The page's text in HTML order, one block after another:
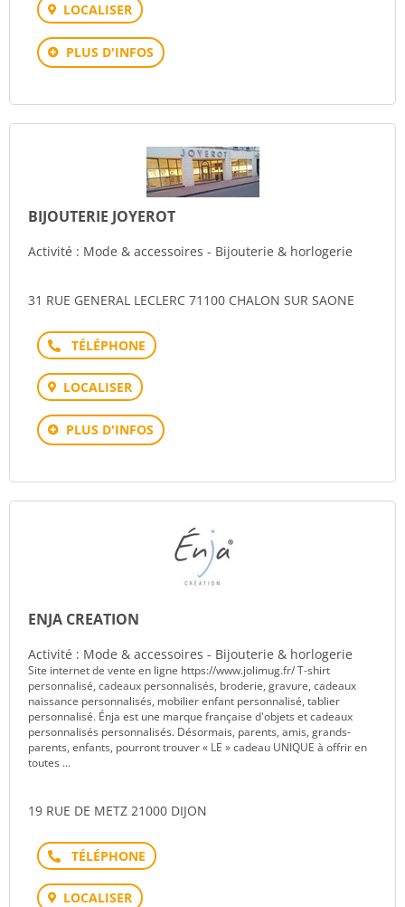
LOCALISER
PLUS D'INFOS
BIJOUTERIE JOYEROT
Activité : Mode & accessoires - Bijouterie & horlogerie
31 RUE GENERAL LECLERC 71100 CHALON SUR SAONE
Téléphone
LOCALISER
PLUS D'INFOS
ENJA CREATION
Activité : Mode & accessoires - Bijouterie & horlogerie
Site internet de vente en ligne https://www.jolimug.fr/ T-shirt
personnalisé, cadeaux personnalisés, broderie, gravure, cadeaux
naissance personnalisés, mobilier enfant personnalisé, tablier
personnalisé. Énja est une marque française d'objets et cadeaux
personnalisés personnalisés. Désormais, parents, amis, grands-
parents, enfants, pourront trouver « LE » cadeau UNIQUE à offrir en
toutes ...
19 RUE DE METZ 21000 DIJON
Téléphone
LOCALISER